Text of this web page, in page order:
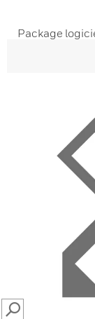
Package
SEARCH